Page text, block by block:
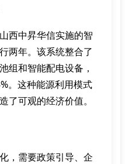
西中昇华信实施的智
两年。该系统整合了
组和智能配电设备，
。这种能源利用模式
了可观的经济价值。
，需要政策引导、企